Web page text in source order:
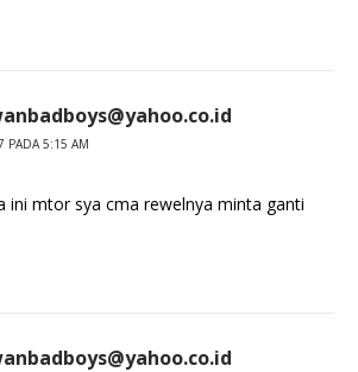
PADA 5:15 AM
ini mtor sya cma rewelnya minta ganti